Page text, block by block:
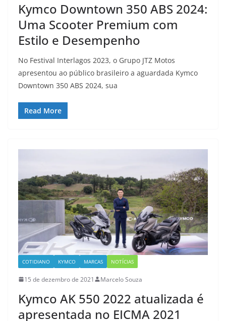
Kymco Downtown 350 ABS 2024:
Uma Scooter Premium com
Estilo e Desempenho
No Festival Interlagos 2023, o Grupo JTZ Motos
apresentou ao público brasileiro a aguardada Kymco
Downtown 350 ABS 2024, sua
Read More
COTIDIANO KYMCO MARCAS NOTÍCIAS
15 de dezembro de 2021 Marcelo Souza
Kymco AK 550 2022 atualizada é
apresentada no EICMA 2021